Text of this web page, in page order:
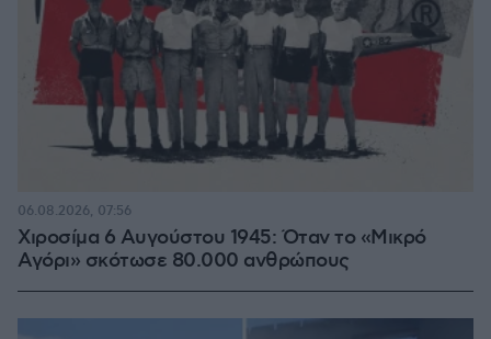
Χιροσίμα 6 Αυγούστου 1945: Όταν το «Μικρό
Αγόρι» σκότωσε 80.000 ανθρώπους
06.08.2026, 07:56